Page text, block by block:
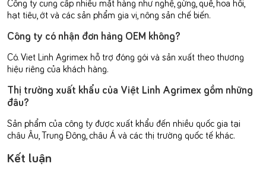
Công ty cung cấp nhiều mặt hàng như nghệ, gừng, quế, hoa hồi,
hạt tiêu, ớt và các sản phẩm gia vị, nông sản chế biến.
Công ty có nhận đơn hàng OEM không?
Có. Viet Linh Agrimex hỗ trợ đóng gói và sản xuất theo thương
hiệu riêng của khách hàng.
Thị trường xuất khẩu của Việt Linh Agrimex gồm những
đâu?
Sản phẩm của công ty được xuất khẩu đến nhiều quốc gia tại
châu Âu, Trung Đông, châu Á và các thị trường quốc tế khác.
Kết luận